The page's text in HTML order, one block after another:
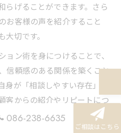
らげることができます。さら
お客様の声を紹介すること
切です。
ョン術を身につけることで、
信頼感のある関係を築くこと
が「相談しやすい存在」と
客からの紹介やリピートにつ
す。
086-238-6635
ご相談はこちら